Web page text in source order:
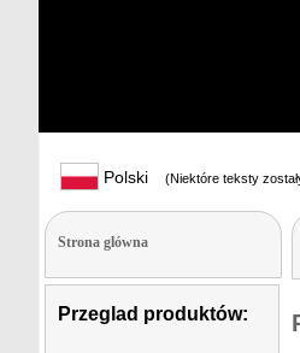
Polski (Niektóre teksty
Strona glówna
Przeglad produktów: